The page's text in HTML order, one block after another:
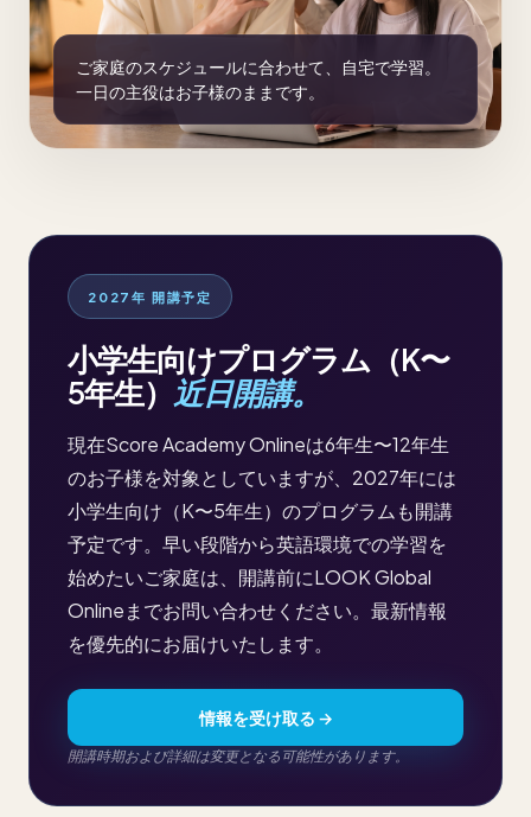
ご家庭のスケジュールに合わせて、自宅で学習。
一日の主役はお子様のままです。
2027年 開講予定
小学生向けプログラム（K〜
5年生） 近日開講。
現在Score Academy Onlineは6年生〜12年生
のお子様を対象としていますが、2027年には
小学生向け（K〜5年生）のプログラムも開講
予定です。早い段階から英語環境での学習を
始めたいご家庭は、開講前にLOOK Global
Onlineまでお問い合わせください。最新情報
を優先的にお届けいたします。
情報を受け取る →
開講時期および詳細は変更となる可能性があります。